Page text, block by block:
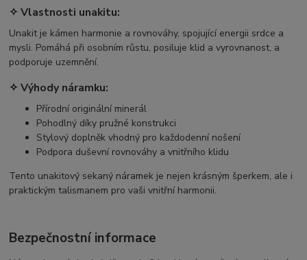
✧ Vlastnosti unakitu:
Unakit je kámen harmonie a rovnováhy, spojující energii srdce a
mysli. Pomáhá při osobním růstu, posiluje klid a vyrovnanost, a
podporuje uzemnění.
✧ Výhody náramku:
Přírodní originální minerál
Pohodlný díky pružné konstrukci
Stylový doplněk vhodný pro každodenní nošení
Podpora duševní rovnováhy a vnitřního klidu
Tento unakitový sekaný náramek je nejen krásným šperkem, ale i
praktickým talismanem pro vaši vnitřní harmonii.
Bezpečnostní informace